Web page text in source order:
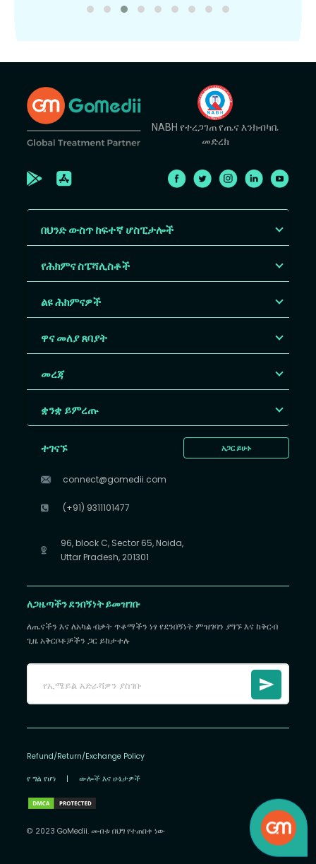
NABH የተረጋገጠ የጤና እንክብካቤ
መድረክ
በህንድ ውስጥ ከፍተኛ ሆስፒታሎች
የሕክምና ስፔሻሊስቶች
ልዩ ሕክምናዎች
ዋና መለያ ጸባያት
መረጃ
ቋንቋ ይምረጡ
አጋር ይሁኑ
ተገናኙ
connect@gomedii.com
(+91) 9311101477
96, block C, Sector 65, Noida,
Uttar Pradesh, 201301
ለጋዜጣችን ደንበኝነት ይመዝገቡ
ለጤናችን እና ለአካል ብቃት ጥቆማችን ነፃ የደንበኝነት ምዝገባን ያግኙ እና ከቅርብ
ጊዜ አቅርቦቶቻችን ጋር ይከታተሉ
Refund/Return/Exchange Policy
የ ግል የሆነ | ውሎች እና ሁኔታዎች
© 2023 GoMedii. መብቱ በህግ የተጠበቀ ነው